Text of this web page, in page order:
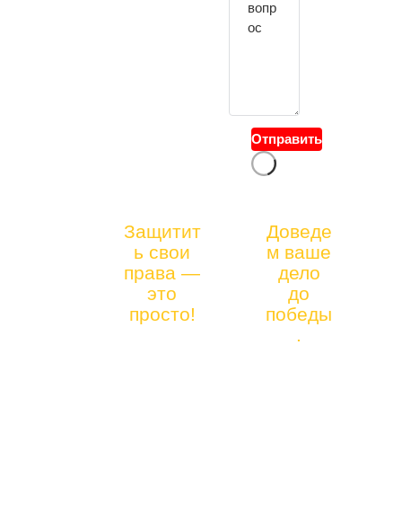
Отправить
Защитит
ь свои
права —
это
просто!
Доведе
м ваше
дело
до
победы
.